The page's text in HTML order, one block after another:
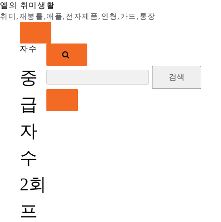
Skip
to
엘의 취미생활
취미,재봉틀,애플,전자제품,인형,카드,통장
검
자수
중
급
자
수
2회
프